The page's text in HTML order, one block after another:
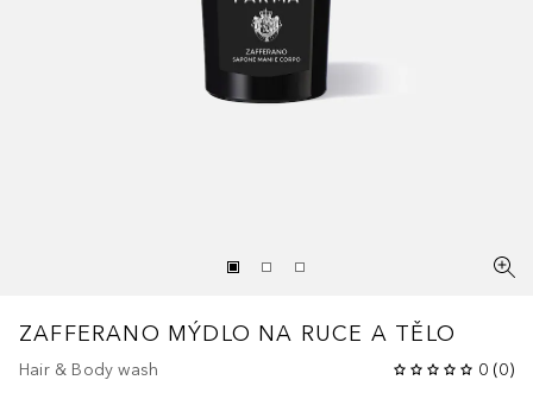
ZAFFERANO MÝDLO NA RUCE A TĚLO
Hair & Body wash 0 (0)